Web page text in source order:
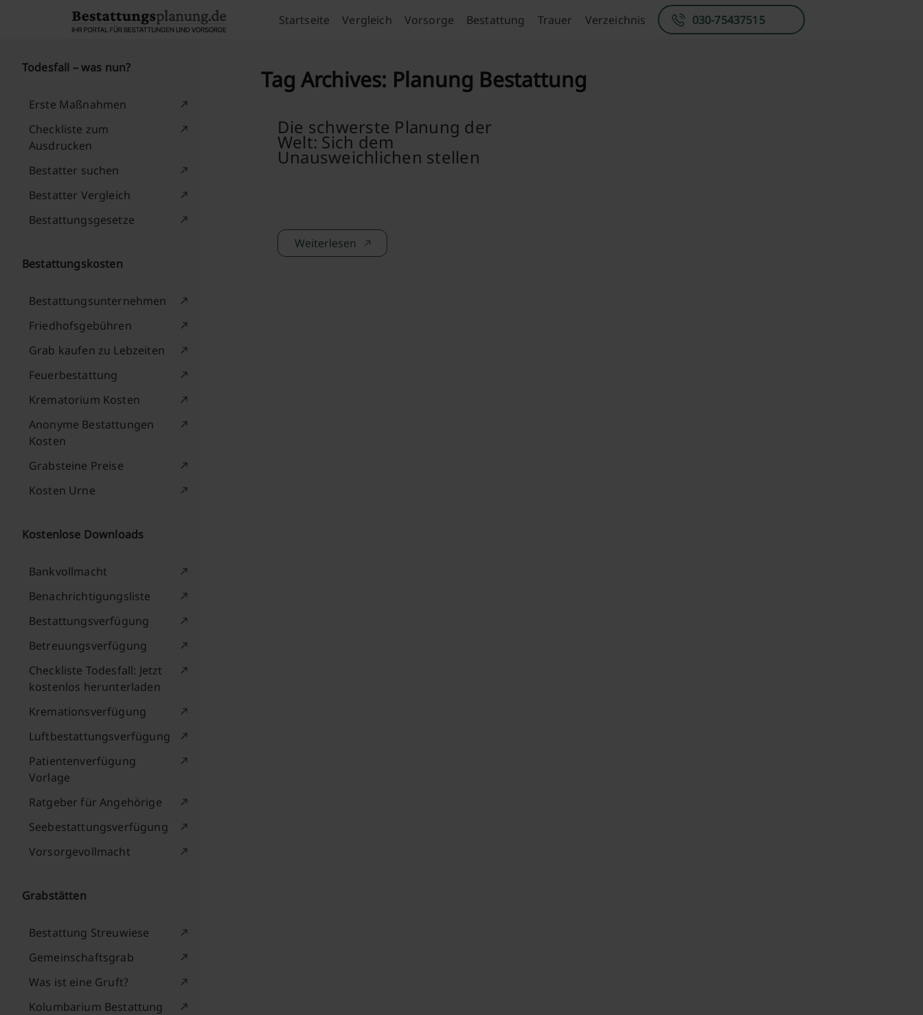
Startseite Vergleich Vorsorge Bestattung Trauer Verzeichnis 030-75437515
Todesfall – was nun?
Erste Maßnahmen
Checkliste zum
Ausdrucken
Bestatter suchen
Bestatter Vergleich
Bestattungsgesetze
Bestattungskosten
Bestattungsunternehmen
Friedhofsgebühren
Grab kaufen zu Lebzeiten
Feuerbestattung
Krematorium Kosten
Anonyme Bestattungen
Kosten
Grabsteine Preise
Kosten Urne
Kostenlose Downloads
Bankvollmacht
Benachrichtigungsliste
Bestattungsverfügung
Betreuungsverfügung
Checkliste Todesfall: Jetzt
kostenlos herunterladen
Kremationsverfügung
Luftbestattungsverfügung
Patientenverfügung
Vorlage
Ratgeber für Angehörige
Seebestattungsverfügung
Vorsorgevollmacht
Grabstätten
Bestattung Streuwiese
Gemeinschaftsgrab
Was ist eine Gruft?
Kolumbarium Bestattung
Tag Archives: Planung Bestattung
Die schwerste Planung der
Welt: Sich dem
Unausweichlichen stellen
Weiterlesen